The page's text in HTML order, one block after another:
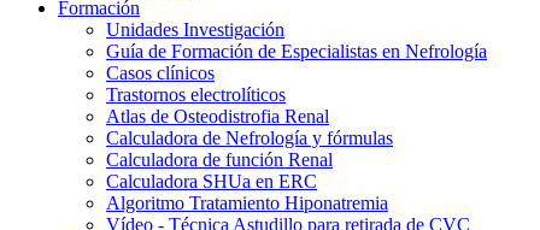
Formación
Unidades Investigación
Guía de Formación de Especialistas en Nefrología
Casos clínicos
Trastornos electrolíticos
Atlas de Osteodistrofia Renal
Calculadora de Nefrología y fórmulas
Calculadora de función Renal
Calculadora SHUa en ERC
Algoritmo Tratamiento Hiponatremia
Vídeo - Técnica Astudillo para retirada de CVC